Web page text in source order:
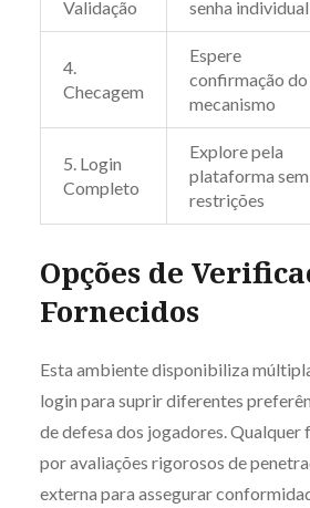
Validação
senha individual
4.
Checagem
Espere
confirmação do
mecanismo
5. Login
Completo
Explore pela
plataforma sem
restrições
Opções de
Fornecidos
Esta ambiente disponibiliza
login para suprir diferentes
de defesa dos jogadores. Qualquer
por avaliações rigorosos de
externa para assegurar